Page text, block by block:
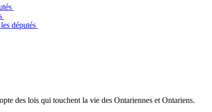
députés
des lois qui touchent la vie des Ontariennes et Ontariens.